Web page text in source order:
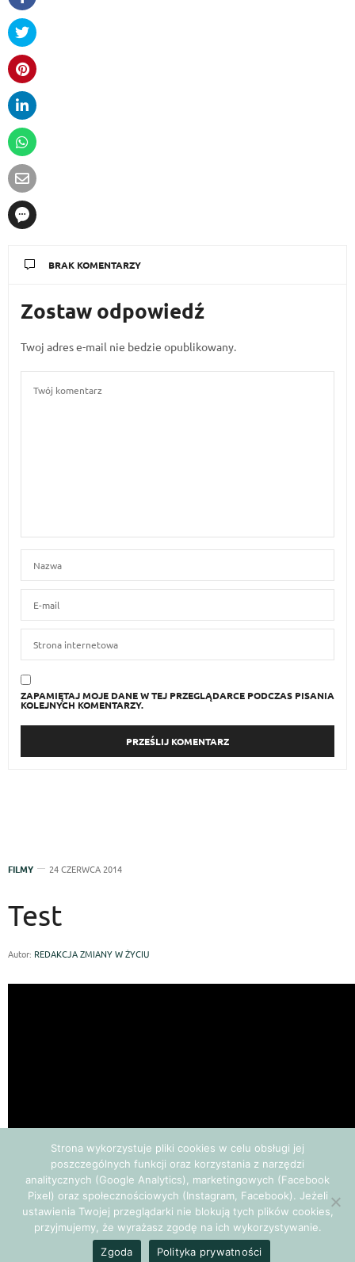
BRAK KOMENTARZY
Zostaw odpowiedź
Twoj adres e-mail nie bedzie opublikowany.
ZAPAMIĘTAJ MOJE DANE W TEJ PRZEGLĄDARCE PODCZAS PISANIA
KOLEJNYCH KOMENTARZY.
FILMY 24 CZERWCA 2014
Test
Autor: REDAKCJA ZMIANY W ŻYCIU
Strona wykorzystuje pliki cookies w celu obsługi jej
poszczególnych funkcji oraz korzystania z narzędzi
analitycznych (Google Analytics), marketingowych (Facebook
Pixel) oraz społecznościowych (Instagram, Facebook). Jeżeli
ustawienia Twojej przeglądarki nie blokują tych plików cookies,
przyjmujemy, że wyrażasz zgodę na ich wykorzystywanie.
Zgoda
Polityka prywatności